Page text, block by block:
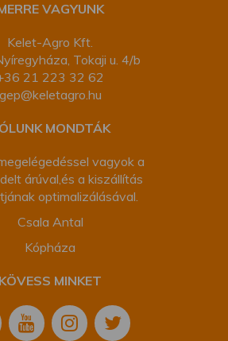
VAGYUNK
Kelet-Agro Kft.
Tokaji u. 4/b
21 223 32 62
gep@keletagro.hu
MONDTÁK
vagyok a
árúval,és a kiszállítás
optimalizálásával.
Csala Antal
Kópháza
KÖVESS MINKET